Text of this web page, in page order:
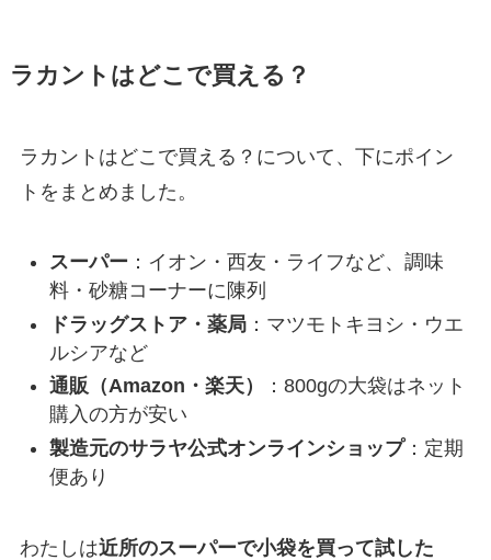
ラカントはどこで買える？
ラカントはどこで買える？について、下にポイン
トをまとめました。
スーパー ：イオン・西友・ライフなど、調味
料・砂糖コーナーに陳列
ドラッグストア・薬局：マツモトキヨシ・ウエ
ルシアなど
通販（Amazon・楽天）
：800gの大袋はネット
購入の方が安い
製造元のサラヤ公式オンラインショップ：定期
便あり
わたしは近所のスーパーで小袋を買って試した